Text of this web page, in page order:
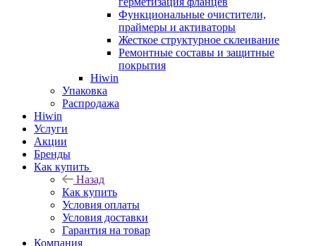
Функциональные очистители,
праймеры и активаторы
Жесткое структурное склеивание
Ремонтные составы и защитные
покрытия
Hiwin
Упаковка
Распродажа
Hiwin
Услуги
Акции
Бренды
Как купить
Назад
Как купить
Условия оплаты
Условия доставки
Гарантия на товар
Компания